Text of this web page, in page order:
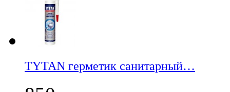
TYTAN герметик санитарный…